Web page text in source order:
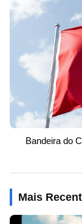
Bandeira do
Mais